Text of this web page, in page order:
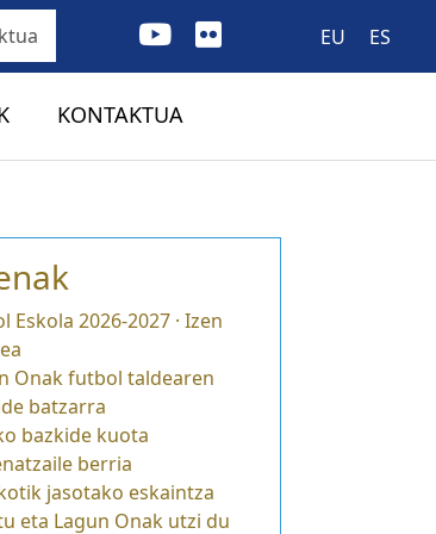
EU ES
KONTAKTUA
Eskola 2026-2027 · Izen
Onak futbol taldearen
batzarra
bazkide kuota
berria
jasotako eskaintza
eta Lagun Onak utzi du